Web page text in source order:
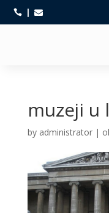
 
muzeji u
by administrator|